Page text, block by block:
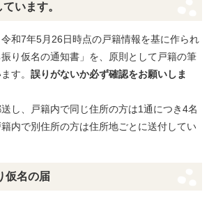
います。
和7年5月26日時点の戸籍情報を基に作られ
り仮名の通知書」を、原則として戸籍の筆
す。 誤りがないか必ず確認をお願いしま
し、戸籍内で同じ住所の方は1通につき4名
内で別住所の方は住所地ごとに送付してい
仮名の届